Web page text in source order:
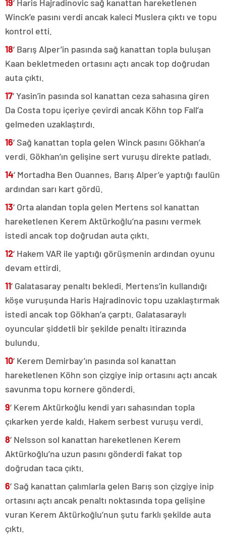
19‘ Haris Hajradinovic sağ kanattan hareketlenen
Winck’e pasını verdi ancak kaleci Muslera çıktı ve topu
kontrol etti.
18‘ Barış Alper’in pasında sağ kanattan topla buluşan
Kaan bekletmeden ortasını açtı ancak top doğrudan
auta çıktı.
17‘ Yasin’in pasında sol kanattan ceza sahasına giren
Da Costa topu içeriye çevirdi ancak Köhn top Fall’a
gelmeden uzaklaştırdı.
16‘ Sağ kanattan topla gelen Winck pasını Gökhan’a
verdi. Gökhan’ın gelişine sert vuruşu direkte patladı.
14‘ Mortadha Ben Ouannes, Barış Alper’e yaptığı faulün
ardından sarı kart gördü.
13‘ Orta alandan topla gelen Mertens sol kanattan
hareketlenen Kerem Aktürkoğlu’na pasını vermek
istedi ancak top doğrudan auta çıktı.
12‘ Hakem VAR ile yaptığı görüşmenin ardından oyunu
devam ettirdi.
11‘ Galatasaray penaltı bekledi. Mertens’in kullandığı
köşe vuruşunda Haris Hajradinovic topu uzaklaştırmak
istedi ancak top Gökhan’a çarptı. Galatasaraylı
oyuncular şiddetli bir şekilde penaltı itirazında
bulundu.
10‘ Kerem Demirbay’ın pasında sol kanattan
hareketlenen Köhn son çizgiye inip ortasını açtı ancak
savunma topu kornere gönderdi.
9‘ Kerem Aktürkoğlu kendi yarı sahasından topla
çıkarken yerde kaldı. Hakem serbest vuruşu verdi.
8‘ Nelsson sol kanattan hareketlenen Kerem
Aktürkoğlu’na uzun pasını gönderdi fakat top
doğrudan taca çıktı.
6‘ Sağ kanattan çalımlarla gelen Barış son çizgiye inip
ortasını açtı ancak penaltı noktasında topa gelişine
vuran Kerem Aktürkoğlu’nun şutu farklı şekilde auta
çıktı.